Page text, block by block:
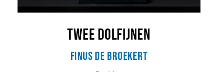
Twee dolfijnen
Finus de Broekert